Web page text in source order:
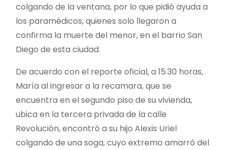
colgando de la ventana, por lo que pidió ayuda a
los paramédicos, quienes solo llegaron a
confirma la muerte del menor, en el barrio San
Diego de esta ciudad.
De acuerdo con el reporte oficial, a 15:30 horas,
María al ingresar a la recamara, que se
encuentra en el segundo piso de su vivienda,
ubica en la tercera privada de la calle
Revolución, encontró a su hijo Alexis Uriel
colgando de una soga, cuyo extremo amarró del